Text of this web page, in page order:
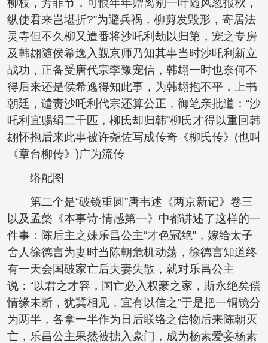
柳枝，芳菲节，可恨年年赠离别一叶随风忽报秋，
纵使君来岂堪折?”为避兵祸，柳剪发毁形，寄居法
灵寺但不久柳又遭番将沙吒利劫以归第，宠之专房
及韩翃随侯希逸入觐京师乃知其事当时沙吒利新立
战功，正备受唐代宗李豫宠信，韩翃一时也奈何不
得后来还是侯希逸得知此事，为韩翃抱不平，上书
朝廷，谴责沙吒利代宗还算公正，御笔亲批道：“沙
吒利宜赐绢二千匹，柳氏却归韩”柳氏才得以重回韩
翃怀抱后来此事被许尧佐写成传奇《柳氏传》(也叫
《章台柳传》)广为流传
络配图
第二个是“破镜重圆”唐韦述《两京新记》卷三
以及孟棨《本事诗·情感第一》中都讲述了这样的一
件事：陈后主之妹乐昌公主“才色冠绝”，嫁给太子
舍人徐德言为妻时当陈朝危机动荡，徐德言知道终
有一天会国破家亡后夫妻失散，就对乐昌公主
说：“以君之才容，国亡必入权豪之家，斯永绝矣偿
情缘未断，犹冀相见，宜有以信之”于是把一铜镜分
为两半，各拿一半作为日后联络之信物后来陈朝灭
亡，乐昌公主果然被掳入豪门，成为杨素爱妾杨素